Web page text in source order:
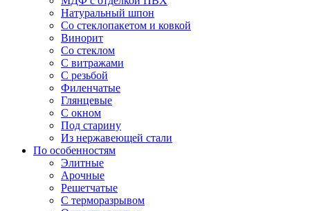
Натуральный шпон
Со стеклопакетом и ковкой
Винорит
Со стеклом
С витражами
С резьбой
Филенчатые
Глянцевые
С окном
Под старину
Из нержавеющей стали
По особенностям
Элитные
Арочные
Решетчатые
С терморазрывом